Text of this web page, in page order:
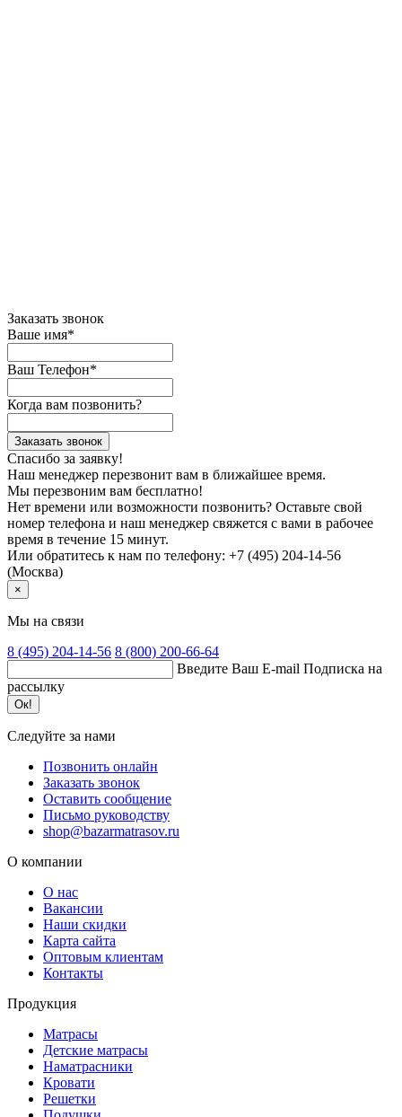
Заказать звонок
Ваше имя*
Ваш Телефон*
Когда вам позвонить?
Заказать звонок
Спасибо за заявку!
Наш менеджер перезвонит вам в ближайшее время.
Мы перезвоним вам бесплатно!
Нет времени или возможности позвонить? Оставьте свой
номер телефона и наш менеджер свяжется с вами в рабочее
время в течение 15 минут.
Или обратитесь к нам по телефону: +7 (495) 204-14-56
(Москва)
×
Мы на связи
8 (495) 204-14-56 8 (800) 200-66-64
Введите Ваш E-mail Подписка на
рассылку
Ок!
Следуйте за нами
Позвонить онлайн
Заказать звонок
Оставить сообщение
Письмо руководству
shop@bazarmatrasov.ru
О компании
О нас
Вакансии
Наши скидки
Карта сайта
Оптовым клиентам
Контакты
Продукция
Матрасы
Детские матрасы
Наматрасники
Кровати
Решетки